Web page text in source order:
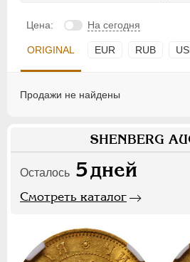
Цена: На сегодня
ORIGINAL EUR RUB
Продажи не найдены
SHENBERG
Осталось 5дней
Смотреть каталог